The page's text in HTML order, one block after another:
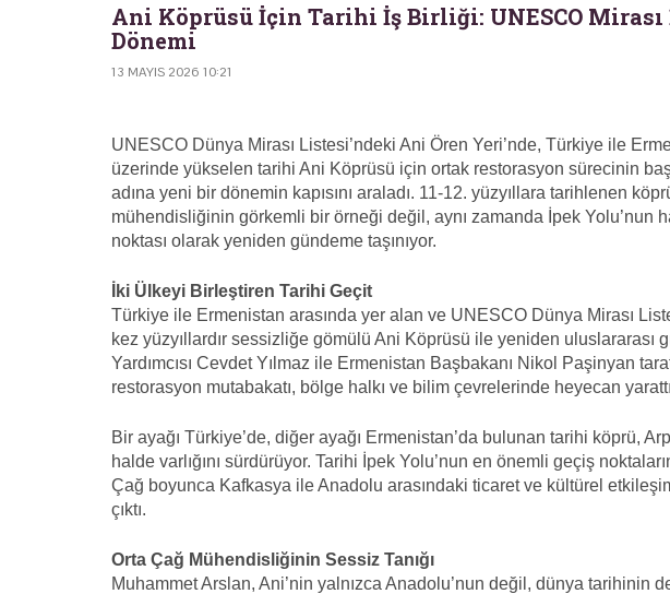
Ani Köprüsü İçin Tarihi İş Birliği: UNESCO
Dönemi
13 MAYIS 2026 10:21
UNESCO Dünya Mirası Listesi’ndeki Ani Ören Yeri’nde, Türkiye ile
üzerinde yükselen tarihi Ani Köprüsü için ortak restorasyon sürecinin
adına yeni bir dönemin kapısını araladı. 11-12. yüzyıllara tarihlenen
mühendisliğinin görkemli bir örneği değil, aynı zamanda İpek Yolu’nun
noktası olarak yeniden gündeme taşınıyor.
İki Ülkeyi Birleştiren Tarihi Geçit
Türkiye ile Ermenistan arasında yer alan ve UNESCO Dünya Mirası
kez yüzyıllardır sessizliğe gömülü Ani Köprüsü ile yeniden uluslararası
Yardımcısı Cevdet Yılmaz ile Ermenistan Başbakanı Nikol Paşinyan
restorasyon mutabakatı, bölge halkı ve bilim çevrelerinde heyecan
Bir ayağı Türkiye’de, diğer ayağı Ermenistan’da bulunan tarihi köprü,
halde varlığını sürdürüyor. Tarihi İpek Yolu’nun en önemli geçiş
Çağ boyunca Kafkasya ile Anadolu arasındaki ticaret ve kültürel
çıktı.
Orta Çağ Mühendisliğinin Sessiz Tanığı
Muhammet Arslan, Ani’nin yalnızca Anadolu’nun değil, dünya tarihinin